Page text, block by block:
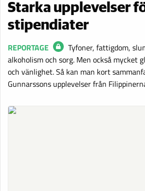
Starka upplevelser
stipendiater
REPORTAGE
Tyfoner, fattigdom,
alkoholism och sorg. Men också mycket
och vänlighet. Så kan man kort
Gunnarssons upplevelser från